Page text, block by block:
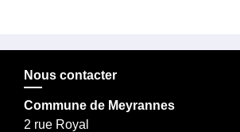
Nous contacter
Commune de Meyrannes
2 rue Royal